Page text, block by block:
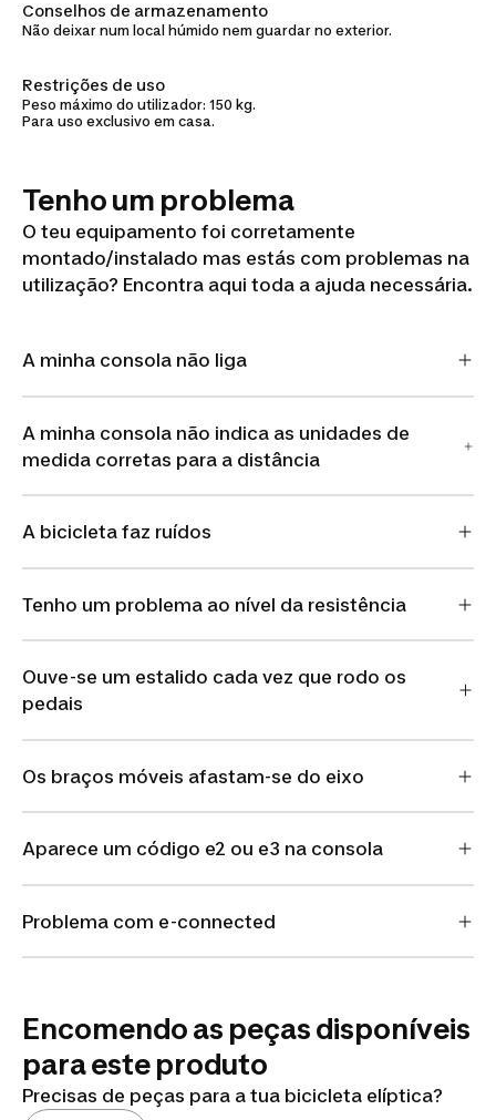
Conselhos de armazenamento
Não deixar num local húmido nem guardar no exterior.
Restrições de uso
Peso máximo do utilizador: 150 kg.
Para uso exclusivo em casa.
Tenho um problema
O teu equipamento foi corretamente
montado/instalado mas estás com problemas na
utilização? Encontra aqui toda a ajuda necessária.
A minha consola não liga
A minha consola não indica as unidades de
medida corretas para a distância
A bicicleta faz ruídos
Tenho um problema ao nível da resistência
Ouve-se um estalido cada vez que rodo os
pedais
Os braços móveis afastam-se do eixo
Aparece um código e2 ou e3 na consola
Problema com e-connected
Encomendo as peças disponíveis
para este produto
Precisas de peças para a tua bicicleta elíptica?